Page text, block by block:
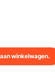
winkelwagen.